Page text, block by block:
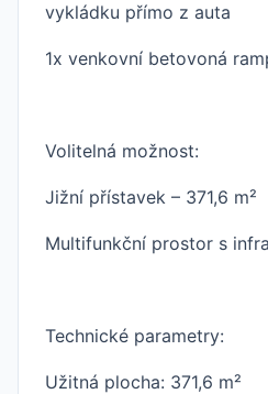
vykládku přímo z auta
1x venkovní betovoná
Volitelná možnost:
Jižní přístavek – 371,6 m²
Multifunkční prostor s
Technické parametry:
Užitná plocha: 371,6 m²